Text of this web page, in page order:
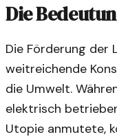
Die
Die Förderung der
weitreichende
die Umwelt.
elektrisch
Utopie anmutete,